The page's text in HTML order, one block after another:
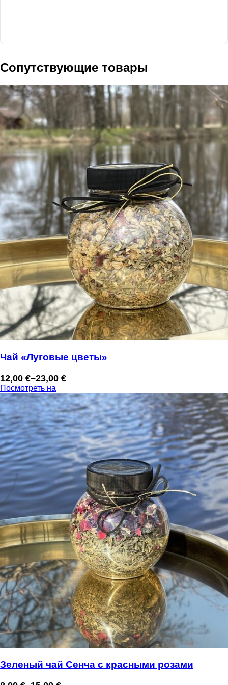
Сопутствующие товары
Чай «Луговые цветы»
12,00 €–23,00 €
Диапазон
цен:
12,00 €
–
23,00 €
Посмотреть на
Зеленый чай Cенча с красными розами